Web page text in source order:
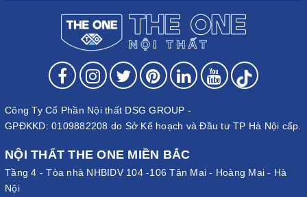
Công Ty Cổ Phần Nội thất DSG GROUP -
GPĐKKD: 0109882208 do Sở Kế hoạch và Đầu tư TP Hà Nội cấp.
NỘI THẤT THE ONE MIỀN BẮC
Tầng 4 - Tòa nhà NHBIDV 104 -106 Tân Mai - Hoàng Mai - Hà
Nội